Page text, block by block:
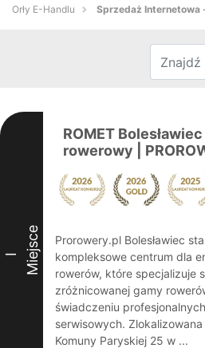
Orły E-Handlu Sprzedaż Internetowa
I Miejsce
ROMET
rowerowy |
Prorowery.pl Bolesławiec
kompleksowe centrum dla
rowerów, które specjalizuje
zróżnicowanej gamy
świadczeniu profesjonalnych
serwisowych.
Komuny Paryskiej 25 w ...